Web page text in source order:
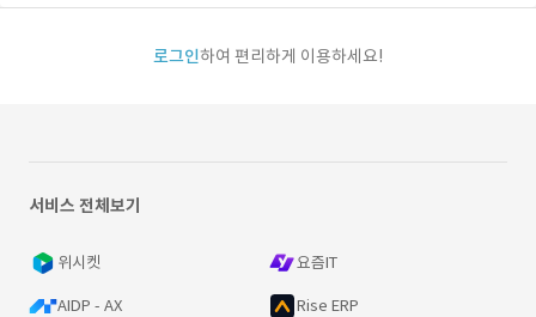
로그인하여 편리하게 이용하세요!
서비스 전체보기
위시켓 요즘IT
AIDP - AX Rise ERP